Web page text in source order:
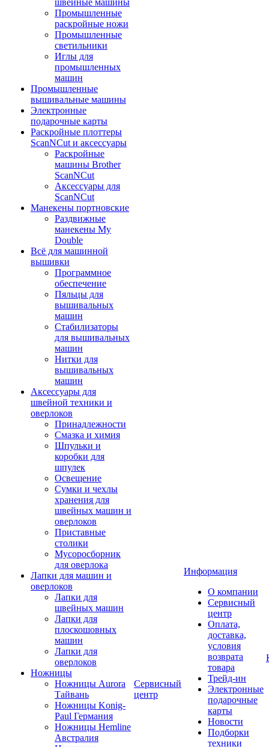
швейные машины
Промышленные
раскройные ножи
Промышленные
светильники
Иглы для
промышленных
машин
Промышленные
вышивальные машины
Электронные
подарочные карты
Раскройные плоттеры
ScanNCut и аксессуары
Раскройные
машины Brother
ScanNCut
Аксессуары для
ScanNCut
Манекены портновские
Раздвижные
манекены My
Double
Всё для машинной
вышивки
Программное
обеспечение
Пяльцы для
вышивальных
машин
Стабилизаторы
для вышивальных
машин
Нитки для
вышивальных
машин
Аксессуары для
швейной техники и
оверлоков
Принадлежности
Смазка и химия
Шпульки и
коробки для
шпулек
Освещение
Сумки и чехлы
хранения для
швейных машин и
оверлоков
Приставные
столики
Мусоросборник
для оверлока
Лапки для машин и
оверлоков
Лапки для
швейных машин
Лапки для
плоскошовных
машин
Лапки для
оверлоков
Ножницы
Ножницы Aurora
Тайвань
Ножницы Konig-
Paul Германия
Ножницы Hemline
Австралия
Сервисный
центр
Информация
О компании
Сервисный
центр
Оплата,
доставка,
условия
возврата
товара
Трейд-ин
Электронные
подарочные
карты
Новости
Подборки
техники